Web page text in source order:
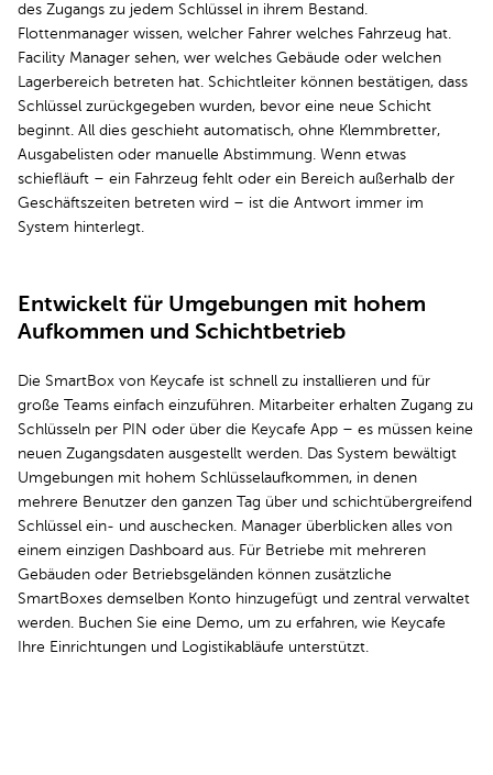
des Zugangs zu jedem Schlüssel in ihrem Bestand.
Flottenmanager wissen, welcher Fahrer welches Fahrzeug hat.
Facility Manager sehen, wer welches Gebäude oder welchen
Lagerbereich betreten hat. Schichtleiter können bestätigen, dass
Schlüssel zurückgegeben wurden, bevor eine neue Schicht
beginnt. All dies geschieht automatisch, ohne Klemmbretter,
Ausgabelisten oder manuelle Abstimmung. Wenn etwas
schiefläuft – ein Fahrzeug fehlt oder ein Bereich außerhalb der
Geschäftszeiten betreten wird – ist die Antwort immer im
System hinterlegt.
Entwickelt für Umgebungen mit hohem
Aufkommen und Schichtbetrieb
Die SmartBox von Keycafe ist schnell zu installieren und für
große Teams einfach einzuführen. Mitarbeiter erhalten Zugang zu
Schlüsseln per PIN oder über die Keycafe App – es müssen keine
neuen Zugangsdaten ausgestellt werden. Das System bewältigt
Umgebungen mit hohem Schlüsselaufkommen, in denen
mehrere Benutzer den ganzen Tag über und schichtübergreifend
Schlüssel ein- und auschecken. Manager überblicken alles von
einem einzigen Dashboard aus. Für Betriebe mit mehreren
Gebäuden oder Betriebsgeländen können zusätzliche
SmartBoxes demselben Konto hinzugefügt und zentral verwaltet
werden. Buchen Sie eine Demo, um zu erfahren, wie Keycafe
Ihre Einrichtungen und Logistikabläufe unterstützt.